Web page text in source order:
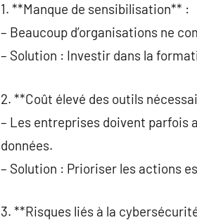
1. **Manque de sensibilisation** :
– Beaucoup d’organisations ne
– Solution : Investir dans la
2. **Coût élevé des outils
– Les entreprises doivent parfois
données.
– Solution : Prioriser les actions
3. **Risques liés à la